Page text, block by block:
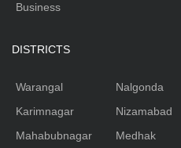
Business
DISTRICTS
Warangal
Karimnagar
Mahabubnagar
Nalgonda
Nizamabad
Medhak